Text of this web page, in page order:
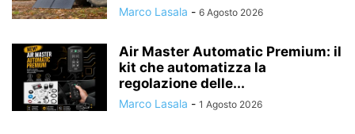
Marco Lasala - 6 Agosto 2026
Air Master Automatic Premium: il
kit che automatizza la
regolazione delle...
Marco Lasala - 1 Agosto 2026